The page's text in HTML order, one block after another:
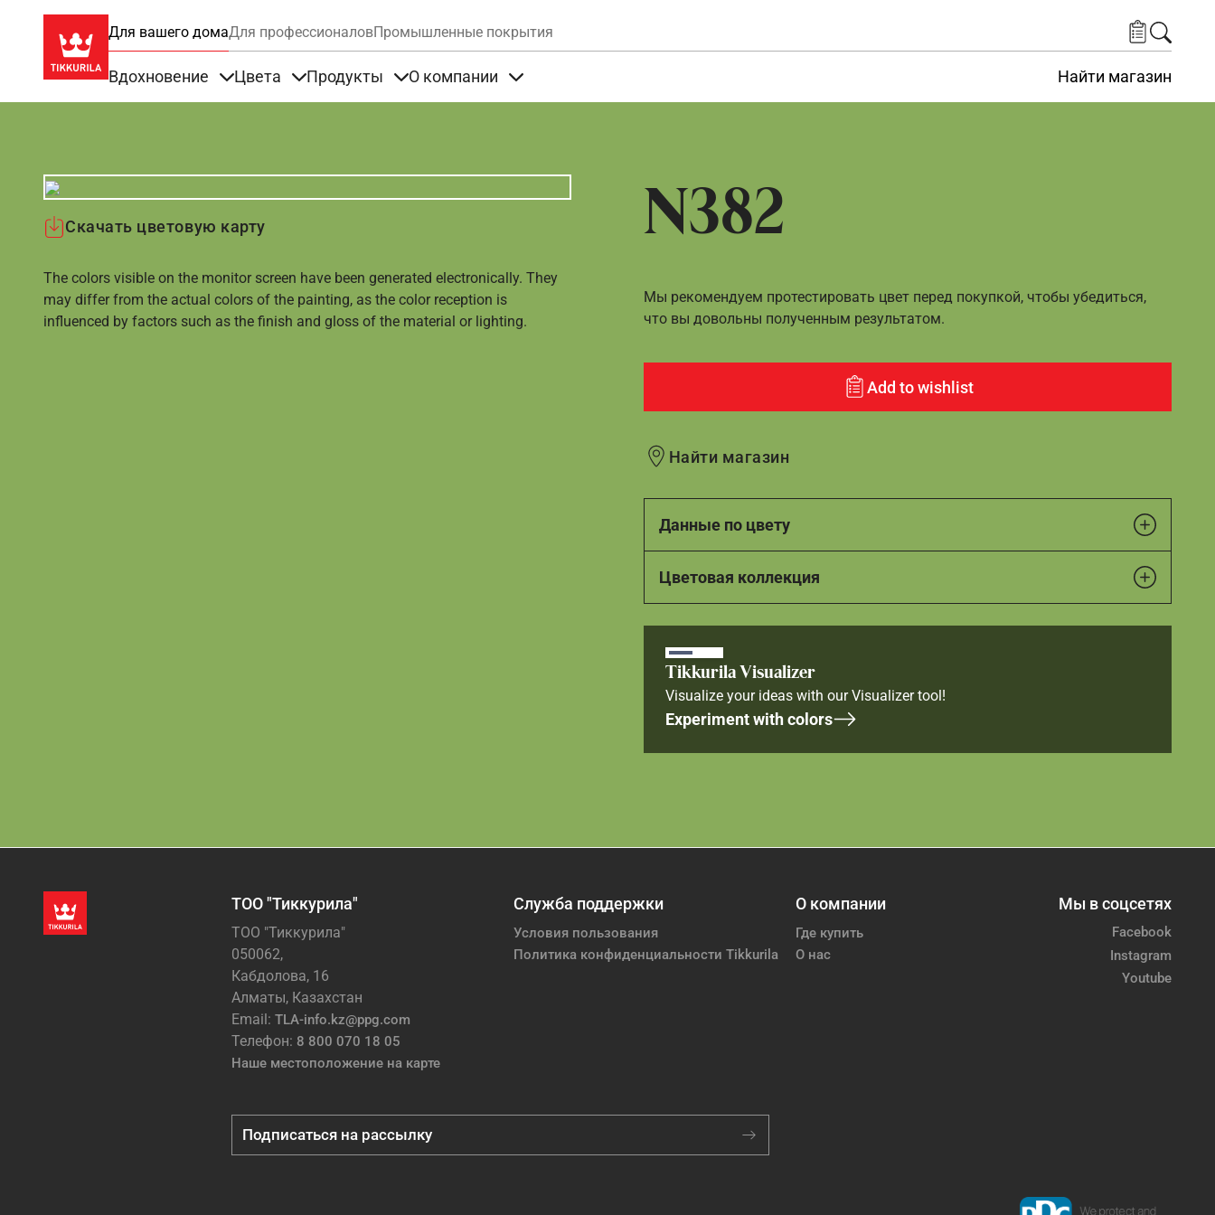
Для вашего домаДля профессионаловПромышленные покрытия
Вдохновение Цвета Продукты О компании Найти магазин
N382
Скачать цветовую карту
The colors visible on the monitor screen have been generated electronically. They
may differ from the actual colors of the painting, as the color reception is
influenced by factors such as the finish and gloss of the material or lighting.
Мы рекомендуем протестировать цвет перед покупкой, чтобы убедиться,
что вы довольны полученным результатом.
Add to wishlist
Найти магазин
Данные по цвету
Цветовая коллекция
Tikkurila Visualizer
Visualize your ideas with our Visualizer tool!
Experiment with colors
ТОО "Тиккурила"
ТОО "Тиккурила"
050062,
Кабдолова, 16
Алматы, Казахстан
Email: TLA-info.kz@ppg.com
Телефон: 8 800 070 18 05
Наше местоположение на карте
Служба поддержки
Условия пользования
Политика конфиденциальности Tikkurila
О компании
Где купить
О нас
Мы в соцсетях
Facebook
Instagram
Youtube
Подписаться на рассылку